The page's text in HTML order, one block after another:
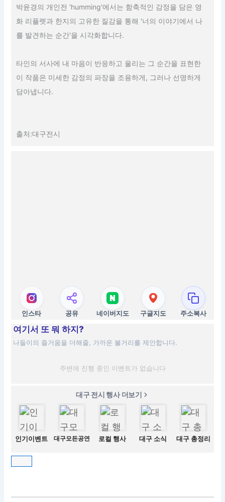
박윤경의 개인전 'humming'에서는 함축적인 감정을 담은 영
화 리플렛과 한지의 고유한 질감을 통해 '너의 이야기에서 나
를 발견하는 순간'을 시각화합니다.
타인의 서사에 내 마음이 반응하고 울리는 그 순간을 표현한
이 작품은 미세한 감정의 파장을 조용하게, 그러나 선명하게
담아냅니다.
출처:대구전시
인스타 공유 네이버지도 구글지도 주소복사
여기서 또 뭐 하지?
나들이의 즐거움을 더해줄, 가까운 볼거리를 제안합니다.
주변에 진행 중인 이벤트가 없습니다
대구 전시 행사 더보기
인기이벤트 대구모든공연 로컬 행사 대구 소식 대구 총정리